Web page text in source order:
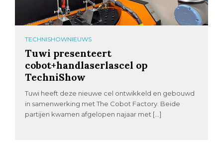
TECHNISHOWNIEUWS
Tuwi presenteert
cobot+handlaserlascel op
TechniShow
Tuwi heeft deze nieuwe cel ontwikkeld en gebouwd
in samenwerking met The Cobot Factory. Beide
partijen kwamen afgelopen najaar met […]